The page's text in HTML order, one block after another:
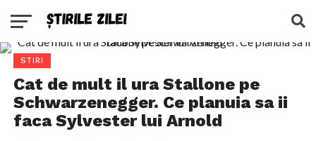
STIRI
Cat de mult il ura Stallone pe
Schwarzenegger. Ce planuia sa ii
faca Sylvester lui Arnold